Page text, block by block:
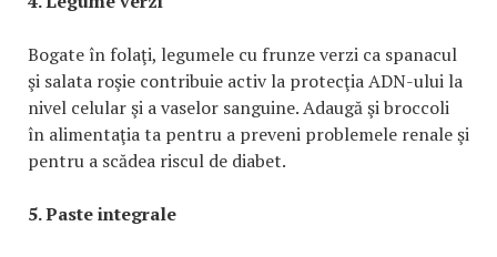
Bogate în folaţi, legumele cu frunze verzi ca spanacul
şi salata roşie contribuie activ la protecţia ADN-ului la
nivel celular şi a vaselor sanguine. Adaugă şi broccoli
în alimentaţia ta pentru a preveni problemele renale şi
pentru a scădea riscul de diabet.
5. Paste integrale